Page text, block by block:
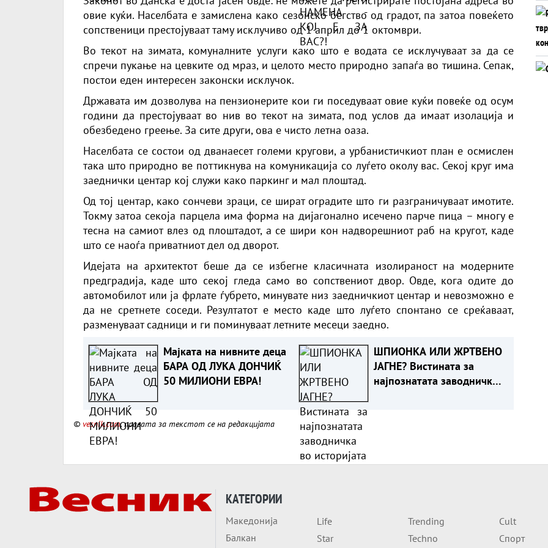
овие куќи. Населбата е замислена како сезонско бегство од градот, па затоа повеќето
сопственици престојуваат таму исклучиво од 1 април до 1 октомври.
Во текот на зимата, комуналните услуги како што е водата се исклучуваат за да се
спречи пукање на цевките од мраз, и целото место природно запаѓа во тишина. Сепак,
постои еден интересен законски исклучок.
Државата им дозволува на пензионерите кои ги поседуваат овие куќи повеќе од осум
години да престојуваат во нив во текот на зимата, под услов да имаат изолација и
обезбедено греење. За сите други, ова е чисто летна оаза.
Населбата се состои од дванаесет големи кругови, а урбанистичкиот план е осмислен
така што природно ве поттикнува на комуникација со луѓето околу вас. Секој круг има
заеднички центар кој служи како паркинг и мал плоштад.
Од тој центар, како сончеви зраци, се шират оградите што ги разграничуваат имотите.
Токму затоа секоја парцела има форма на дијагонално исечено парче пица – многу е
тесна на самиот влез од плоштадот, а се шири кон надворешниот раб на кругот, каде
што се наоѓа приватниот дел од дворот.
Идејата на архитектот беше да се избегне класичната изолираност на модерните
предградија, каде што секој гледа само во сопствениот двор. Овде, кога одите до
автомобилот или ја фрлате ѓубрето, минувате низ заедничкиот центар и невозможно е
да не сретнете соседи. Резултатот е место каде што луѓето спонтано се среќаваат,
разменуваат садници и ги поминуваат летните месеци заедно.
Мајката на нивните деца
БАРА ОД ЛУКА ДОНЧИЌ
50 МИЛИОНИ ЕВРА!
ШПИОНКА ИЛИ ЖРТВЕНО
ЈАГНЕ? Вистината за
најпознатата заводничка
© vesnik.com, правата за текстот се на редакцијата
КАТЕГОРИИ
Македонија
Балкан
Life
Star
Trending
Techno
Cult
Спорт